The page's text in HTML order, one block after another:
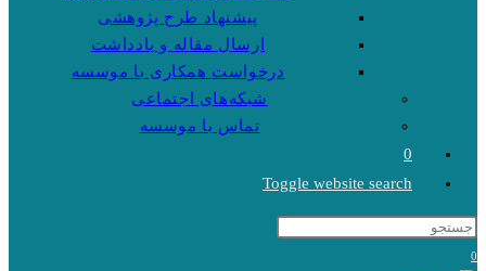
پیشنهاد طرح پژوهشی
ارسال مقاله و یادداشت
درخواست همکاری با موسسه
شبکه‌های اجتماعی
تماس با موسسه
0
Toggle website search
0